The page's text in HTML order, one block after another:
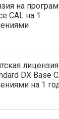
на
CAL на 1
DX Base
на 1